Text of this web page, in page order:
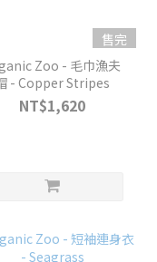
售完
Zoo - 毛巾漁夫
- Copper Stripes
NT$1,620